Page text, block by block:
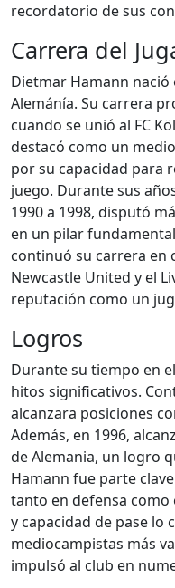
recordatorio de sus
Carrera del
Dietmar Hamann nació
Alemánía. Su carrera
cuando se unió al FC
destacó como un
por su capacidad para
juego. Durante sus
1990 a 1998, disputó
en un pilar
continuó su carrera en
Newcastle United y el
reputación como un
Logros
Durante su tiempo en
hitos significativos.
alcanzara posiciones
Además, en 1996,
de Alemania, un logro
Hamann fue parte
tanto en defensa como
y capacidad de pase lo
mediocampistas más
impulsó al club en